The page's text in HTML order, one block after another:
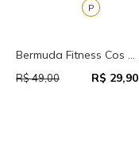
P
Bermuda Fitness Cos ...
R$ 49,00 R$ 29,90